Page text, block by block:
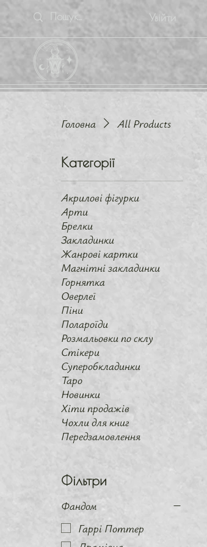
Увійти
Головна All Products
Категорії
Акрилові фігурки
Арти
Брелки
Закладинки
Жанрові картки
Магнітні закладинки
Горнятка
Оверлеї
Піни
Полароїди
Розмальовки по склу
Стікери
Суперобкладинки
Таро
Новинки
Хіти продажів
Чохли для книг
Передзамовлення
Фільтри
Фандом
Гаррі Поттер